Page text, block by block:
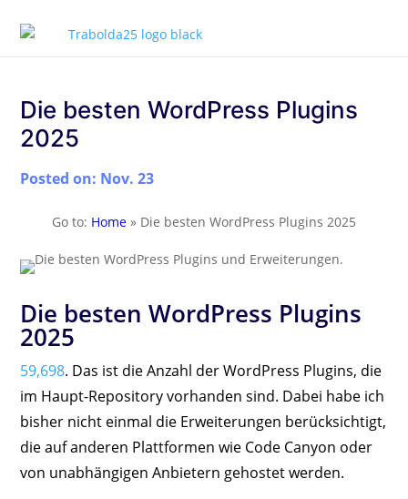
Die besten WordPress Plugins
2025
Posted on: Nov. 23
Go to: Home » Die besten WordPress Plugins 2025
Die besten WordPress Plugins
2025
59,698. Das ist die Anzahl der WordPress Plugins, die
im Haupt-Repository vorhanden sind. Dabei habe ich
bisher nicht einmal die Erweiterungen berücksichtigt,
die auf anderen Plattformen wie Code Canyon oder
von unabhängigen Anbietern gehostet werden.